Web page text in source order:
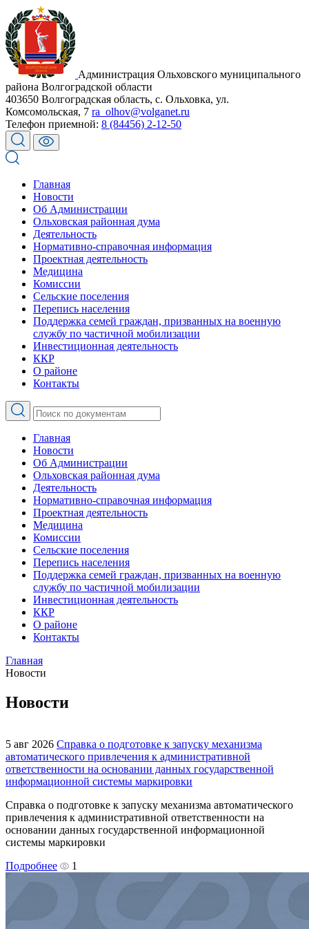
Администрация Ольховского муниципального
района Волгоградской области
403650 Волгоградская область, с. Ольховка, ул.
Комсомольская, 7 ra_olhov@volganet.ru
Телефон приемной: 8 (84456) 2-12-50
Главная
Новости
Об Администрации
Ольховская районная дума
Деятельность
Нормативно-справочная информация
Проектная деятельность
Медицина
Комиссии
Сельские поселения
Перепись населения
Поддержка семей граждан, призванных на военную
службу по частичной мобилизации
Инвестиционная деятельность
ККР
О районе
Контакты
Главная
Новости
Об Администрации
Ольховская районная дума
Деятельность
Нормативно-справочная информация
Проектная деятельность
Медицина
Комиссии
Сельские поселения
Перепись населения
Поддержка семей граждан, призванных на военную
службу по частичной мобилизации
Инвестиционная деятельность
ККР
О районе
Контакты
Главная
Новости
Новости
5 авг 2026 Справка о подготовке к запуску механизма
автоматического привлечения к административной
ответственности на основании данных государственной
информационной системы маркировки
Справка о подготовке к запуску механизма автоматического
привлечения к административной ответственности на
основании данных государственной информационной
системы маркировки
Подробнее
1